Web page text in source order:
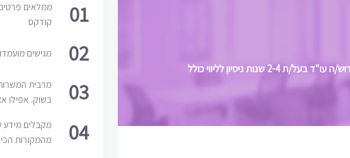
למחלקת המיסים של משרד מסחרי מוביל דרוש/ה עו"ד בעל/ת 2-4 שנות ניסיון לליווי כולל
01
ממלאים
קודקס
02 מגישים
03
מרבית
בשוק. אפילו
04
מקבלים
מהמקורות הכי